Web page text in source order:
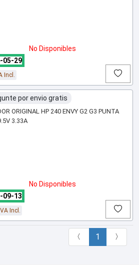
No Disponibles
05-29
Incl.
por envio gratis
ORIGINAL HP 240 ENVY G2 G3 PUNTA
3.33A
No Disponibles
09-13
IVA Incl.
1